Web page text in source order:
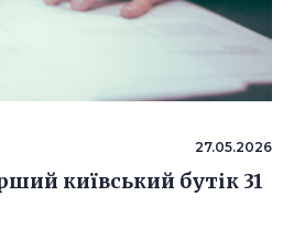
27.05.2026
київський бутік 31